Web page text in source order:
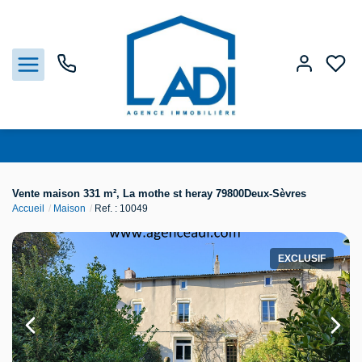
Estimation
Agences
Gestion
Vente maison 331 m², La mothe st heray 79800Deux-Sèvres
Accueil Maison Ref. : 10049
EXCLUSIF